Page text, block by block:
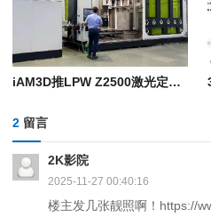
iAM3D推LPW Z2500激光定向能量沉积系统：8轴双模激光沉积系统，构建体积2米级
2 留言
2K影院
2025-11-27 00:40:16
楼主发几张靓照啊！https://